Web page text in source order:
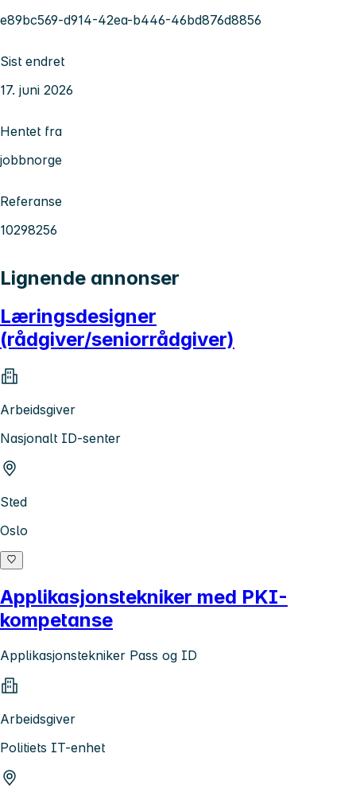
e89bc569-d914-42ea-b446-46bd876d8856
Sist endret
17. juni 2026
Hentet fra
jobbnorge
Referanse
10298256
Lignende annonser
Læringsdesigner
(rådgiver/seniorrådgiver)
Arbeidsgiver
Nasjonalt ID-senter
Sted
Oslo
Applikasjonstekniker med PKI-
kompetanse
Applikasjonstekniker Pass og ID
Arbeidsgiver
Politiets IT-enhet